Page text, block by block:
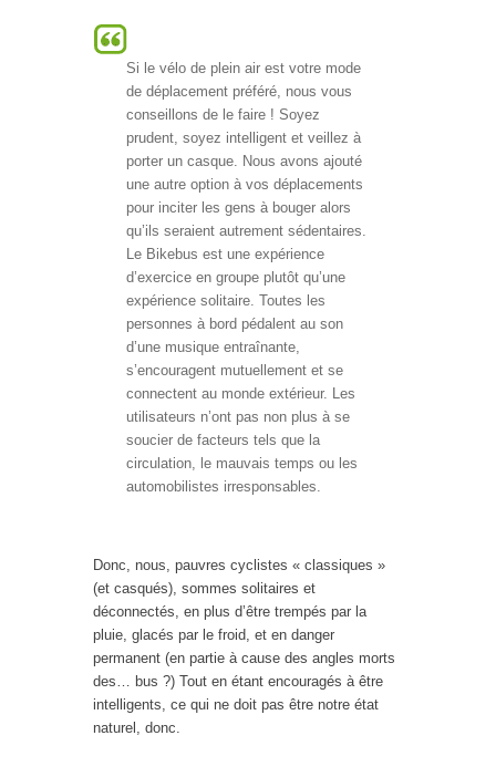
Si le vélo de plein air est votre mode
de déplacement préféré, nous vous
conseillons de le faire ! Soyez
prudent, soyez intelligent et veillez à
porter un casque. Nous avons ajouté
une autre option à vos déplacements
pour inciter les gens à bouger alors
qu’ils seraient autrement sédentaires.
Le Bikebus est une expérience
d’exercice en groupe plutôt qu’une
expérience solitaire. Toutes les
personnes à bord pédalent au son
d’une musique entraînante,
s’encouragent mutuellement et se
connectent au monde extérieur. Les
utilisateurs n’ont pas non plus à se
soucier de facteurs tels que la
circulation, le mauvais temps ou les
automobilistes irresponsables.
Donc, nous, pauvres cyclistes « classiques »
(et casqués), sommes solitaires et
déconnectés, en plus d’être trempés par la
pluie, glacés par le froid, et en danger
permanent (en partie à cause des angles morts
des… bus ?) Tout en étant encouragés à être
intelligents, ce qui ne doit pas être notre état
naturel, donc.